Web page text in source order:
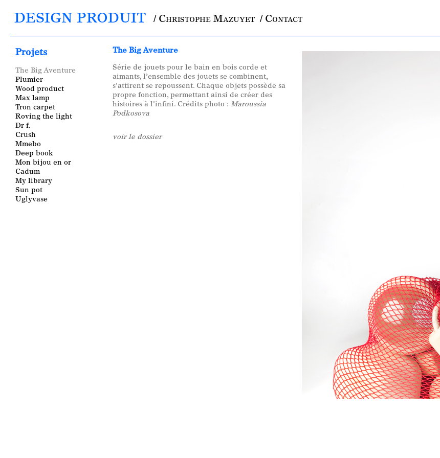
DESIGN PRODUIT / Christophe Mazuyet / Contact
The Big Aventure
Série de jouets pour le bain en bois corde et
aimants, l’ensemble des jouets se combinent,
s'attirent se repoussent. Chaque objets possède sa
propre fonction, permettant ainsi de créer des
histoires à l'infini. Crédits photo : Maroussia
Podkosova
voir le dossier
Projets
The Big Aventure
Plumier
Wood product
Max lamp
Tron carpet
Roving the light
Dr f.
Crush
Mmebo
Deep book
Mon bijou en or
Cadum
My library
Sun pot
Uglyvase